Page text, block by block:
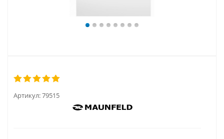
Артикул:79515